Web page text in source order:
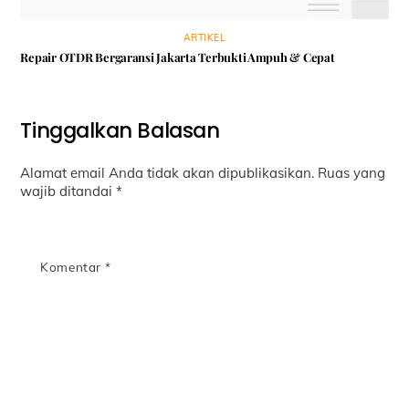
ARTIKEL
Repair OTDR Bergaransi Jakarta Terbukti Ampuh & Cepat
Tinggalkan Balasan
Alamat email Anda tidak akan dipublikasikan. Ruas yang
wajib ditandai*
Komentar*